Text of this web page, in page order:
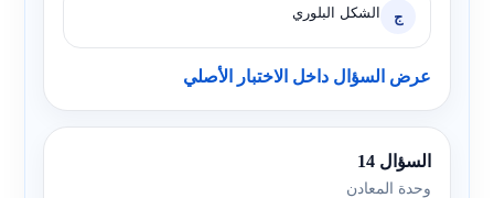
ج الشكل البلوري
عرض السؤال داخل الاختبار الأصلي
السؤال 14
وحدة المعادن